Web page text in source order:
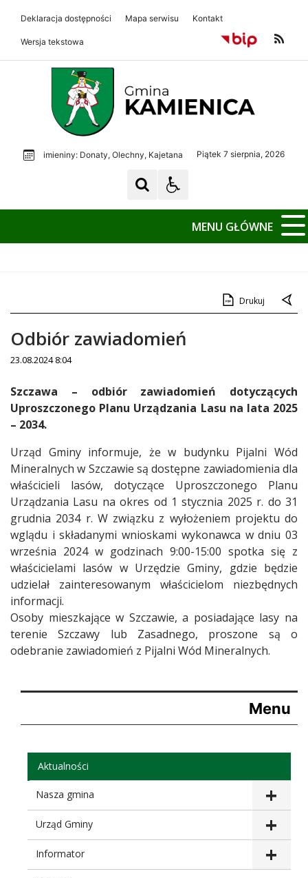
Deklaracja dostępności Mapa serwisu Kontakt
Wersja tekstowa
Gmina Kamienica
imieniny: Donaty, Olechny, Kajetana Piątek 7 sierpnia, 2026
MENU GŁÓWNE
Drukuj
Odbiór zawiadomień
23.08.2024 8:04
Treść
Szczawa – odbiór zawiadomień dotyczących
Uproszczonego Planu Urządzania Lasu na lata 2025
– 2034.
Urząd Gminy informuje, że w budynku Pijalni Wód
Mineralnych w Szczawie są dostępne zawiadomienia dla
właścicieli lasów, dotyczące Uproszczonego Planu
Urządzania Lasu na okres od 1 stycznia 2025 r. do 31
grudnia 2034 r. W związku z wyłożeniem projektu do
wglądu i składanymi wnioskami wykonawca w dniu 03
września 2024 w godzinach 9:00-15:00 spotka się z
właścicielami lasów w Urzędzie Gminy, gdzie będzie
udzielał zainteresowanym właścicielom niezbędnych
informacji.
Osoby mieszkające w Szczawie, a posiadające lasy na
terenie Szczawy lub Zasadnego, proszone są o
odebranie zawiadomień z Pijalni Wód Mineralnych.
Menu
Aktualności
Nasza gmina
Urząd Gminy
Informator